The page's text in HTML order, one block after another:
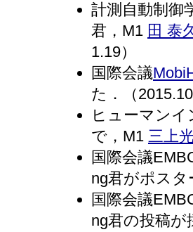
計測自動制御
君，M1 田 泰
1.19）
国際会議
た．（
ヒューマン
で，M1 三上
国際会議
ng君がポスタ
国際会議
ng君の投稿が